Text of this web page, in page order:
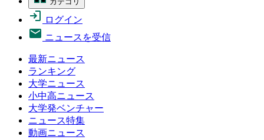
ログイン
ニュースを受信
最新ニュース
ランキング
大学ニュース
小中高ニュース
大学発ベンチャー
ニュース特集
動画ニュース